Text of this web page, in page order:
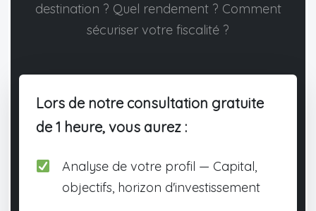
destination ? Quel rendement ? Comment
sécuriser votre fiscalité ?
Lors de notre consultation gratuite
de 1 heure, vous aurez :
Analyse de votre profil — Capital,
objectifs, horizon d'investissement